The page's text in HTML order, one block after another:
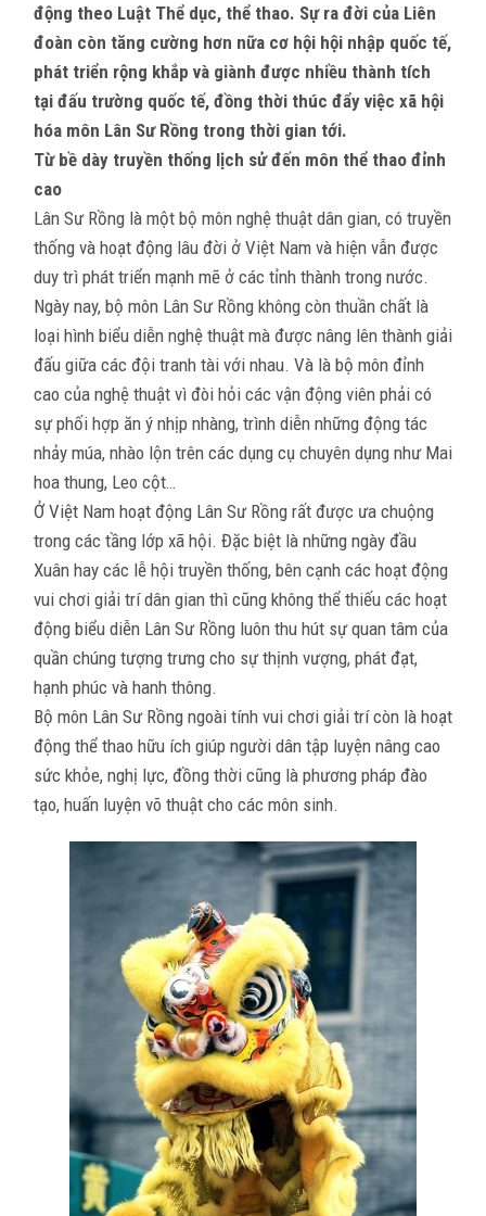
động theo Luật Thể dục, thể thao. Sự ra đời của Liên
đoàn còn tăng cường hơn nữa cơ hội hội nhập quốc tế,
phát triển rộng khắp và giành được nhiều thành tích
tại đấu trường quốc tế, đồng thời thúc đẩy việc xã hội
hóa môn Lân Sư Rồng trong thời gian tới.
Từ bề dày truyền thống lịch sử đến môn thể thao đỉnh
cao
Lân Sư Rồng là một bộ môn nghệ thuật dân gian, có truyền
thống và hoạt động lâu đời ở Việt Nam và hiện vẫn được
duy trì phát triển mạnh mẽ ở các tỉnh thành trong nước.
Ngày nay, bộ môn Lân Sư Rồng không còn thuần chất là
loại hình biểu diễn nghệ thuật mà được nâng lên thành giải
đấu giữa các đội tranh tài với nhau. Và là bộ môn đỉnh
cao của nghệ thuật vì đòi hỏi các vận động viên phải có
sự phối hợp ăn ý nhịp nhàng, trình diễn những động tác
nhảy múa, nhào lộn trên các dụng cụ chuyên dụng như Mai
hoa thung, Leo cột…
Ở Việt Nam hoạt động Lân Sư Rồng rất được ưa chuộng
trong các tầng lớp xã hội. Đặc biệt là những ngày đầu
Xuân hay các lễ hội truyền thống, bên cạnh các hoạt động
vui chơi giải trí dân gian thì cũng không thể thiếu các hoạt
động biểu diễn Lân Sư Rồng luôn thu hút sự quan tâm của
quần chúng tượng trưng cho sự thịnh vượng, phát đạt,
hạnh phúc và hanh thông.
Bộ môn Lân Sư Rồng ngoài tính vui chơi giải trí còn là hoạt
động thể thao hữu ích giúp người dân tập luyện nâng cao
sức khỏe, nghị lực, đồng thời cũng là phương pháp đào
tạo, huấn luyện võ thuật cho các môn sinh.